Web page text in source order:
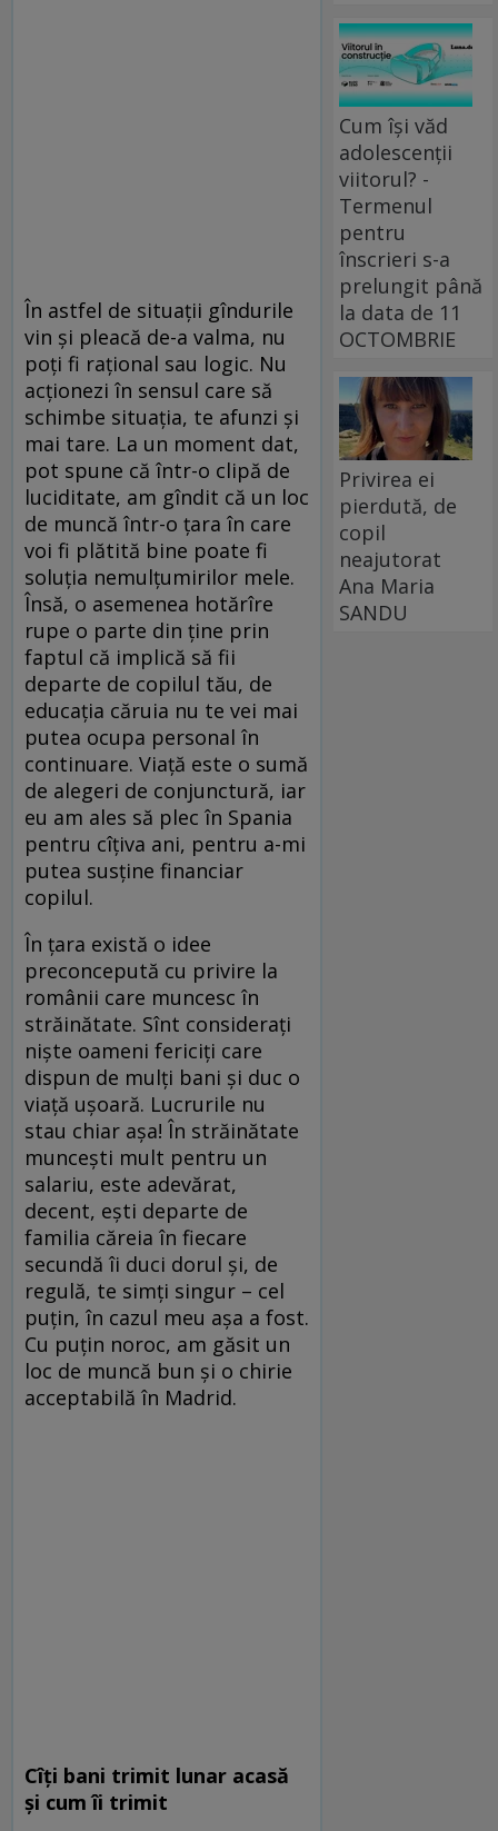
În astfel de situații gîndurile
vin și pleacă de-a valma, nu
poți fi rațional sau logic. Nu
acționezi în sensul care să
schimbe situația, te afunzi și
mai tare. La un moment dat,
pot spune că într-o clipă de
luciditate, am gîndit că un loc
de muncă într-o țara în care
voi fi plătită bine poate fi
soluția nemulțumirilor mele.
Însă, o asemenea hotărîre
rupe o parte din ține prin
faptul că implică să fii
departe de copilul tău, de
educația căruia nu te vei mai
putea ocupa personal în
continuare. Viață este o sumă
de alegeri de conjunctură, iar
eu am ales să plec în Spania
pentru cîțiva ani, pentru a-mi
putea susține financiar
copilul.
În țara există o idee
preconcepută cu privire la
românii care muncesc în
străinătate. Sînt considerați
niște oameni fericiți care
dispun de mulți bani și duc o
viață ușoară. Lucrurile nu
stau chiar așa! În străinătate
muncești mult pentru un
salariu, este adevărat,
decent, ești departe de
familia căreia în fiecare
secundă îi duci dorul și, de
regulă, te simți singur – cel
puțin, în cazul meu așa a fost.
Cu puțin noroc, am găsit un
loc de muncă bun și o chirie
acceptabilă în Madrid.
Cîți bani trimit lunar acasă
și cum îi trimit
Cum își văd
adolescenții
viitorul? -
Termenul
pentru
înscrieri s-a
prelungit până
la data de 11
OCTOMBRIE
Privirea ei
pierdută, de
copil
neajutorat
Ana Maria
SANDU